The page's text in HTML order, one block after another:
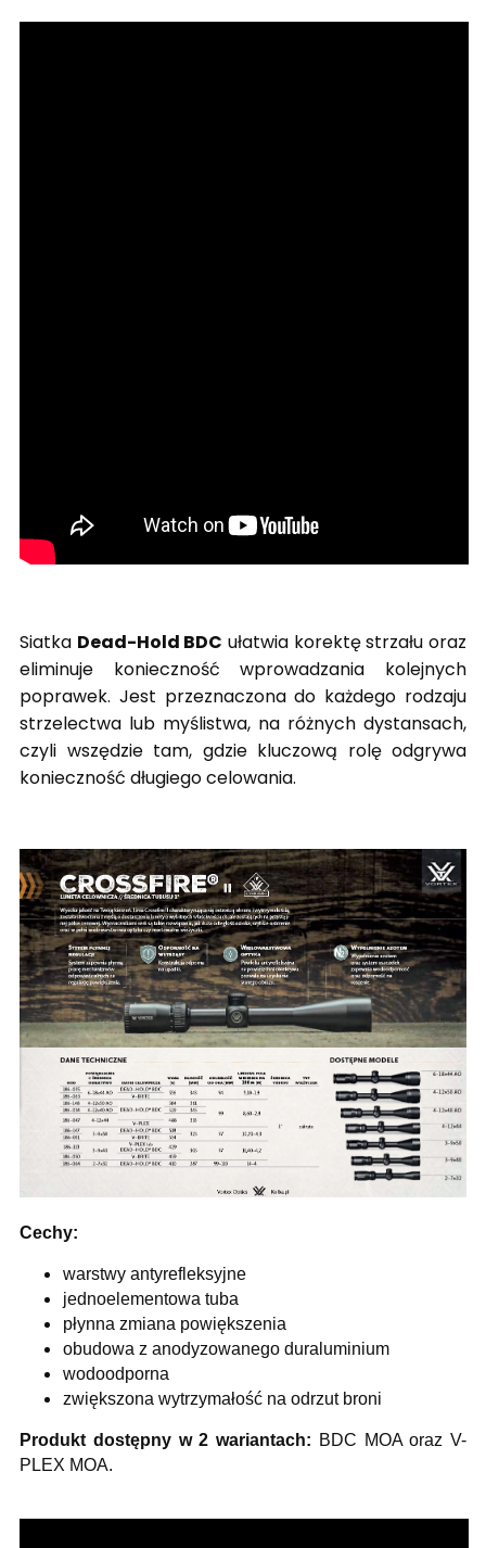
Siatka Dead-Hold BDC ułatwia korektę strzału oraz
eliminuje konieczność wprowadzania kolejnych
poprawek. Jest przeznaczona do każdego rodzaju
strzelectwa lub myślistwa, na różnych dystansach,
czyli wszędzie tam, gdzie kluczową rolę odgrywa
konieczność długiego celowania.
Cechy:
warstwy antyrefleksyjne
jednoelementowa tuba
płynna zmiana powiększenia
obudowa z anodyzowanego duraluminium
wodoodporna
zwiększona wytrzymałość na odrzut broni
Produkt dostępny w 2 wariantach: BDC MOA oraz V-
PLEX MOA.